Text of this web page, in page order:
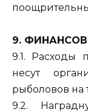
9.
9.1. Расходы
несут
рыболовов на
9.2.